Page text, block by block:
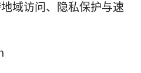
域访问、隐私保护与速